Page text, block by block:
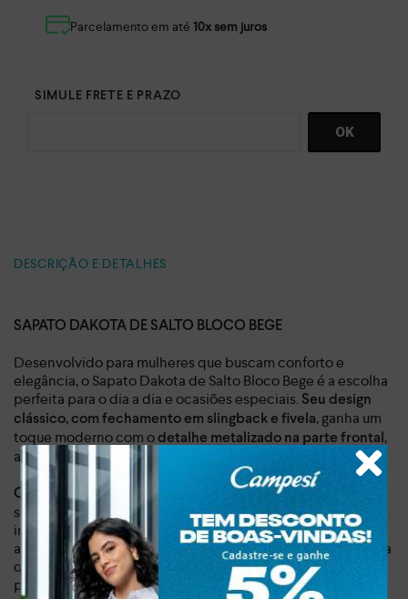
Parcelamento em até 10x sem juros
DESCRIÇÃO E DETALHES
SAPATO DAKOTA DE SALTO BLOCO BEGE
Desenvolvido para mulheres que buscam conforto e
elegância, o Sapato Dakota de Salto Bloco Bege é a escolha
perfeita para o dia a dia e ocasiões especiais. Seu design
clássico, com fechamento em slingback e fivela, ganha um
toque moderno com o detalhe metalizado na parte frontal ,
adicionando um toque sofisticado a qualquer look.
O salto bloco de 6,5 cm
, além de garantir estabilidade e
segurança ao caminhar, proporciona um conforto
incomparável, ideal para quem busca um calçado versátil e
atemporal. O material sintético macio e durável garante alta
qualidade e durabilidade, enquanto o peso leve
proporciona leveza a cada passo. Seja para o trabalho, um